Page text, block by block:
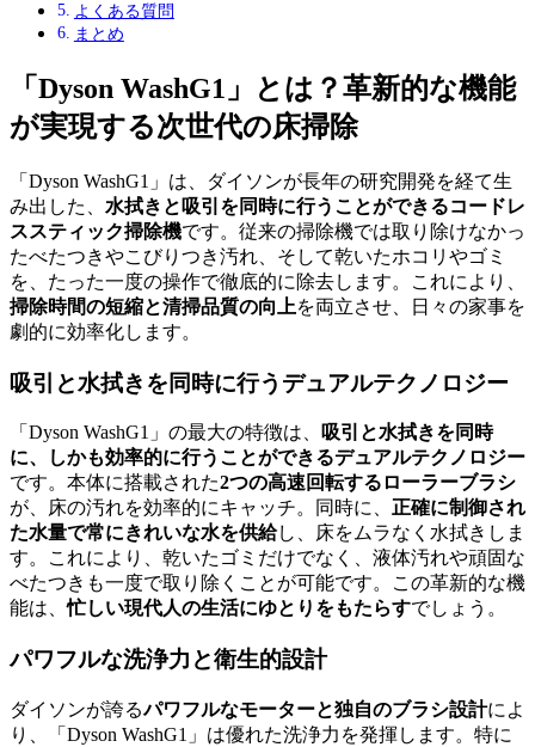
よくある質問
まとめ
「Dyson WashG1」とは？革新的な機能
が実現する次世代の床掃除
「Dyson WashG1」は、ダイソンが長年の研究開発を経て生
み出した、 水拭きと吸引を同時に行うことができるコードレ
ススティック掃除機です。従来の掃除機では取り除けなかっ
たべたつきやこびりつき汚れ、そして乾いたホコリやゴミ
を、たった一度の操作で徹底的に除去します。これにより、
掃除時間の短縮と清掃品質の向上を両立させ、日々の家事を
劇的に効率化します。
吸引と水拭きを同時に行うデュアルテクノロジー
「Dyson WashG1」の最大の特徴は、 吸引と水拭きを同時
に、しかも効率的に行うことができるデュアルテクノロジー
です。本体に搭載された2つの高速回転するローラーブラシ
が、床の汚れを効率的にキャッチ。同時に、 正確に制御され
た水量で常にきれいな水を供給し、床をムラなく水拭きしま
す。これにより、乾いたゴミだけでなく、液体汚れや頑固な
べたつきも一度で取り除くことが可能です。この革新的な機
能は、忙しい現代人の生活にゆとりをもたらすでしょう。
パワフルな洗浄力と衛生的設計
ダイソンが誇るパワフルなモーターと独自のブラシ設計によ
り、「Dyson WashG1」は優れた洗浄力を発揮します。特に